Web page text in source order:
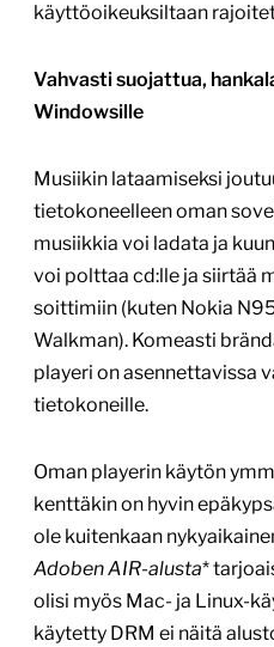
käyttöoikeuksiltaan
Vahvasti suojattua,
Windowsille
Musiikin lataamiseksi
tietokoneelleen oman
musiikkia voi ladata ja
voi polttaa cd:lle ja siirtää
soittimiin (kuten Nokia
Walkman). Komeasti
playeri on asennettavissa
tietokoneille.
Oman playerin käytön
kenttäkin on hyvin
ole kuitenkaan
Adoben AIR-alusta*
olisi myös Mac- ja Linux-
käytetty DRM ei näitä